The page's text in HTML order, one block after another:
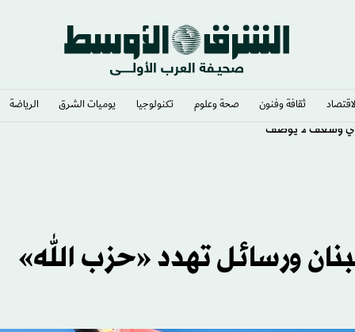
ثقافة وفنون صحة وعلوم تكنولوجيا يوميات الشرق​ الرياضة
وشغف لا يوصف
ورسائل تهدد «حزب الله»